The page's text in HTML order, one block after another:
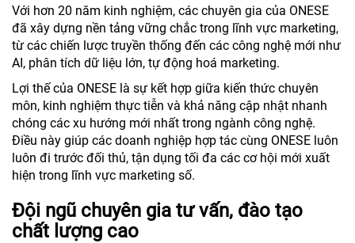
Với hơn 20 năm kinh nghiệm, các chuyên gia của ONESE
đã xây dựng nền tảng vững chắc trong lĩnh vực marketing,
từ các chiến lược truyền thống đến các công nghệ mới như
AI, phân tích dữ liệu lớn, tự động hoá marketing.
Lợi thế của ONESE là sự kết hợp giữa kiến thức chuyên
môn, kinh nghiệm thực tiễn và khả năng cập nhật nhanh
chóng các xu hướng mới nhất trong ngành công nghệ.
Điều này giúp các doanh nghiệp hợp tác cùng ONESE luôn
luôn đi trước đối thủ, tận dụng tối đa các cơ hội mới xuất
hiện trong lĩnh vực marketing số.
Đội ngũ chuyên gia tư vấn, đào tạo
chất lượng cao